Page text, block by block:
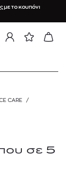
με το κουπόνι
CARE /
σε 5